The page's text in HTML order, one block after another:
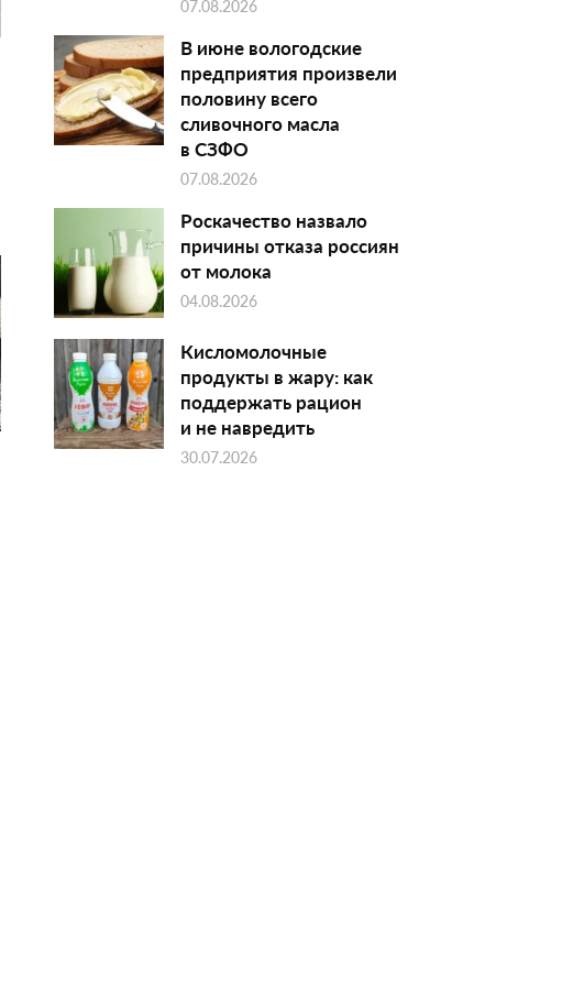
07.08.2026
В июне вологодские
предприятия произвели
половину всего
сливочного масла
в СЗФО
07.08.2026
Роскачество назвало
причины отказа россиян
от молока
04.08.2026
Кисломолочные
продукты в жару: как
поддержать рацион
и не навредить
30.07.2026